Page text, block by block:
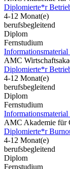
Diplomierte*r
4-12 Monat(e)
berufsbegleitend
Diplom
Fernstudium
Informationsmaterial
AMC
Diplomierte*r
4-12 Monat(e)
berufsbegleitend
Diplom
Fernstudium
Informationsmaterial
AMC Akademie für
Diplomierte*r
4-12 Monat(e)
berufsbegleitend
Diplom
Fernstudium